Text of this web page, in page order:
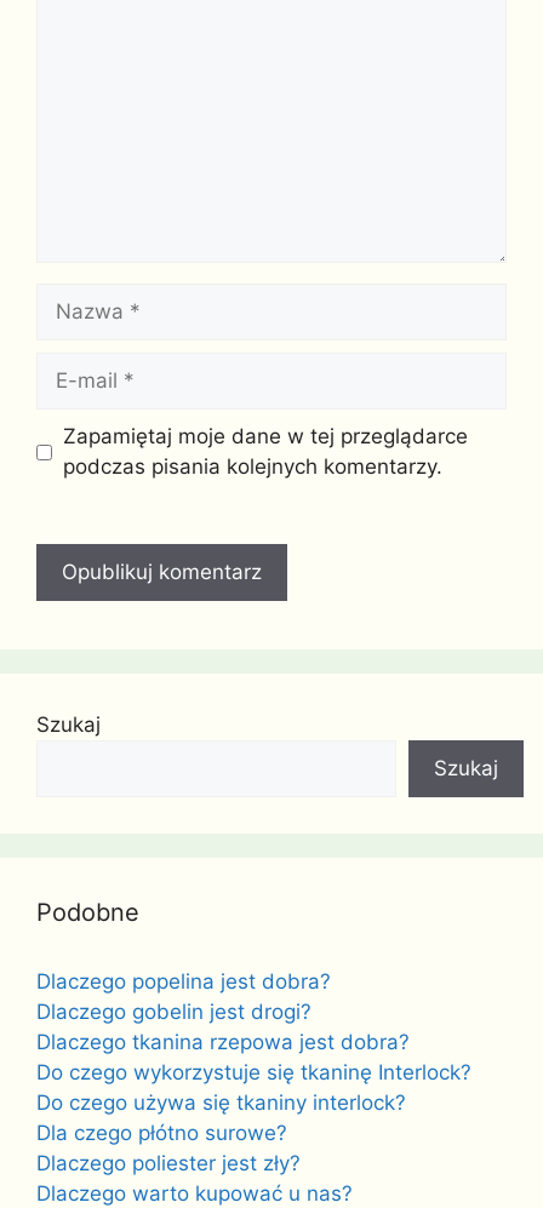
Nazwa
Witryna
internetowa
Zapamiętaj moje dane w tej przeglądarce
podczas pisania kolejnych komentarzy.
Szukaj
Szukaj
Podobne
Dlaczego popelina jest dobra?
Dlaczego gobelin jest drogi?
Dlaczego tkanina rzepowa jest dobra?
Do czego wykorzystuje się tkaninę Interlock?
Do czego używa się tkaniny interlock?
Dla czego płótno surowe?
Dlaczego poliester jest zły?
Dlaczego warto kupować u nas?